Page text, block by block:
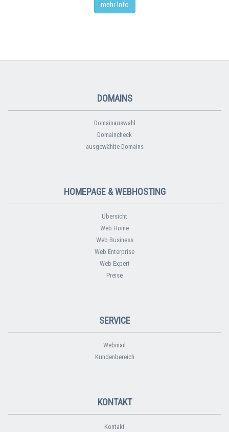
mehr Info
DOMAINS
Domainauswahl
Domaincheck
ausgewählte Domains
HOMEPAGE & WEBHOSTING
Übersicht
Web Home
Web Business
Web Enterprise
Web Expert
Preise
SERVICE
Webmail
Kundenbereich
KONTAKT
Kontakt